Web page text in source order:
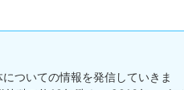
ついての情報を発信していきま